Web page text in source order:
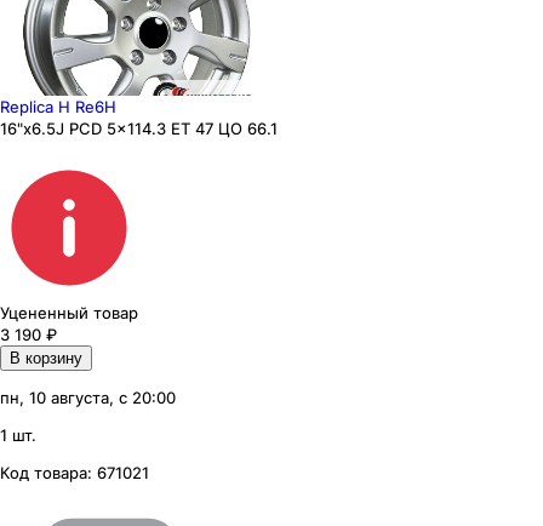
Replica H Re6H
16"x6.5J PCD 5x114.3 ЕТ 47 ЦО 66.1
Уцененный товар
3 190 ₽
В корзину
пн, 10 августа, с 20:00
1 шт.
Код товара: 671021